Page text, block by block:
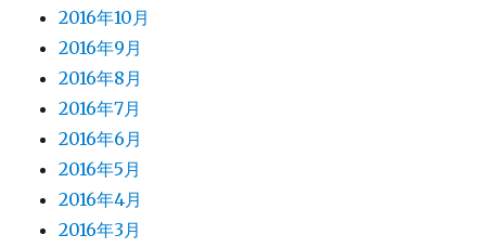
2016年10月
2016年9月
2016年8月
2016年7月
2016年6月
2016年5月
2016年4月
2016年3月